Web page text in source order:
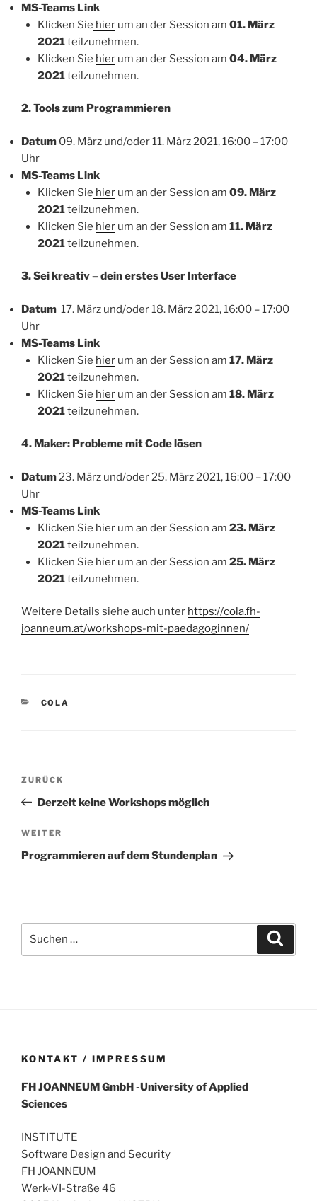
MS-Teams Link
⁨Klicken Sie hierum an der Session am 01. März
2021teilzunehmen.
⁨Klicken Sie hierum an der Session am 04. März
2021teilzunehmen.
2. Tools zum Programmieren
Datum 09. März und/oder 11. März 2021, 16:00 – 17:00
Uhr
MS-Teams Link
Klicken Sie hierum an der Session am 09. März
2021teilzunehmen.
Klicken Sie hierum an der Session am 11. März
2021teilzunehmen.
3. Sei kreativ – dein erstes User Interface
Datum 17. März und/oder 18. März 2021, 16:00 – 17:00
Uhr
MS-Teams Link
Klicken Sie hierum an der Session am 17. März
2021teilzunehmen.
⁨Klicken Sie hierum an der Session am 18. März
2021teilzunehmen.
4. Maker: Probleme mit Code lösen
Datum23. März und/oder 25. März 2021, 16:00 – 17:00
Uhr
MS-Teams Link
Klicken Sie hierum an der Session am 23. März
2021teilzunehmen.
⁨Klicken Sie hierum an der Session am 25. März
2021teilzunehmen.
Weitere Details siehe auch unter https://cola.fh-
joanneum.at/workshops-mit-paedagoginnen/
KATEGORIEN
COLA
Beitragsnavigation
Vorheriger
Beitrag
ZURÜCK
Derzeit keine Workshops möglich
Nächster
Beitrag
WEITER
Programmieren auf dem Stundenplan
nach:
KONTAKT / IMPRESSUM
FHJOANNEUMGmbH-University of Applied
Sciences
INSTITUTE
Software Design and Security
FH JOANNEUM
Werk-VI-Straße 46